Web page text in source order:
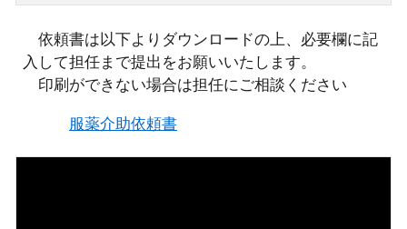
依頼書は以下よりダウンロードの上、必要欄に記
入して担任まで提出をお願いいたします。
印刷ができない場合は担任にご相談ください
服薬介助依頼書